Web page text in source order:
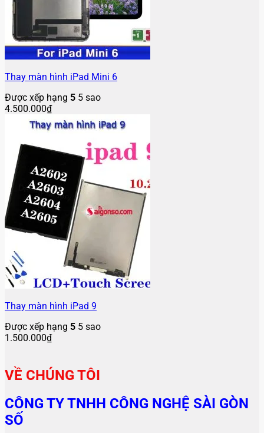
Thay màn hình iPad Mini 6
Được xếp hạng 5 5 sao
4.500.000₫
Thay màn hình iPad 9
Được xếp hạng 5 5 sao
1.500.000₫
VỀ CHÚNG TÔI
CÔNG TY TNHH CÔNG NGHỆ SÀI GÒN
SỐ